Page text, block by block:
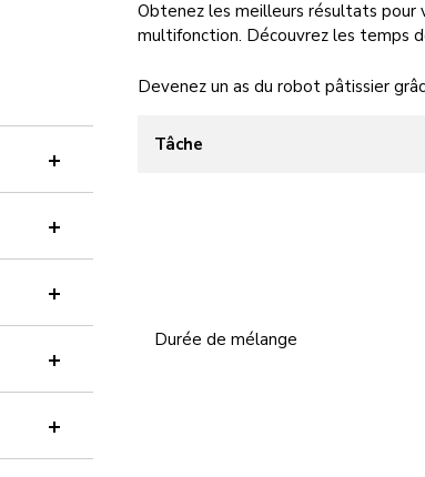
Obtenez les meilleurs résultats pour
multifonction. Découvrez les temps
Devenez un as du robot pâtissier
Tâche
Durée de mélange